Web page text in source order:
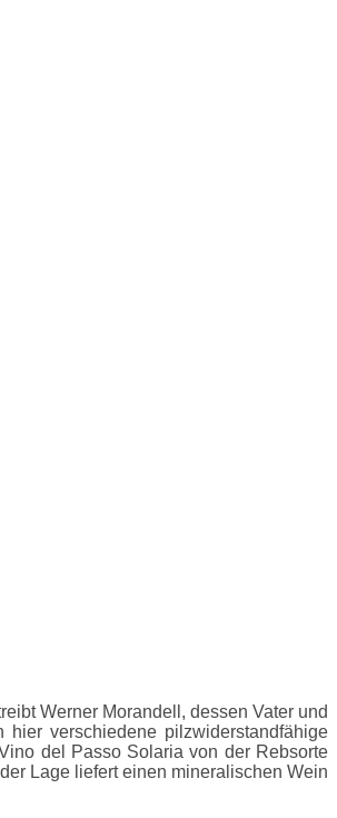
Werner Morandell, dessen Vater und
verschiedene pilzwiderstandfähige
del Passo Solaria von der Rebsorte
Lage liefert einen mineralischen Wein